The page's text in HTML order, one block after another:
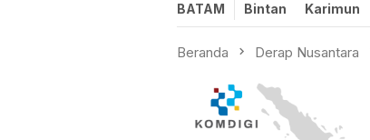
BATAM Bintan Karimun
Beranda Derap Nusantara